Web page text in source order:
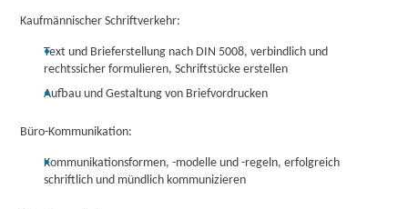
Kaufmännischer Schriftverkehr:
Text und Brieferstellung nach DIN 5008, verbindlich und
rechtssicher formulieren, Schriftstücke erstellen
Aufbau und Gestaltung von Briefvordrucken
Büro-Kommunikation:
Kommunikationsformen, -modelle und -regeln, erfolgreich
schriftlich und mündlich kommunizieren